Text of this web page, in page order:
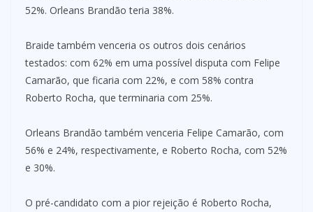
52%. Orleans Brandão teria 38%.
Braide também venceria os outros dois cenários
testados: com 62% em uma possível disputa com Felipe
Camarão, que ficaria com 22%, e com 58% contra
Roberto Rocha, que terminaria com 25%.
Orleans Brandão também venceria Felipe Camarão, com
56% e 24%, respectivamente, e Roberto Rocha, com 52%
e 30%.
O pré-candidato com a pior rejeição é Roberto Rocha,